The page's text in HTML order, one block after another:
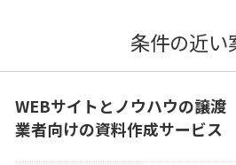
条件の近い
WEBサイトとノウハウの譲
業者向けの資料作成サービス